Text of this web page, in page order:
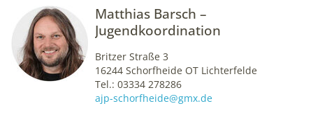
Matthias Barsch –
Jugendkoordination
Britzer Straße 3
16244 Schorfheide OT Lichterfelde
Tel.: 03334 278286
ajp-schorfheide@gmx.de
1 Jahr
STATISTIK
Statistik-Cookies erfassen Informationen anonym. Diese
Informationen helfen uns zu verstehen, wie Besucher